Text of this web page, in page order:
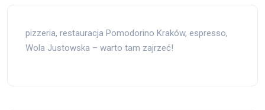
pizzeria, restauracja Pomodorino Kraków, espresso,
Wola Justowska – warto tam zajrzeć!